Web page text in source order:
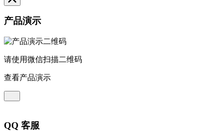
产品演示
请使用微信扫描二维码
查看产品演示
QQ 客服